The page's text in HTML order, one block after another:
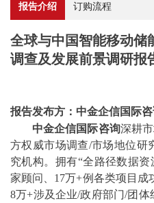
报告介绍 订购流程
全球与中国智能移动储
调查及发展前景调研报
报告发布方：中金企信国际
中金企信国际咨询深耕
方权威市场调查/市场地位研
究机构。拥有“全路径数据
家顾问、 17万+例各类项目成
8万+涉及企业/政府部门/团体